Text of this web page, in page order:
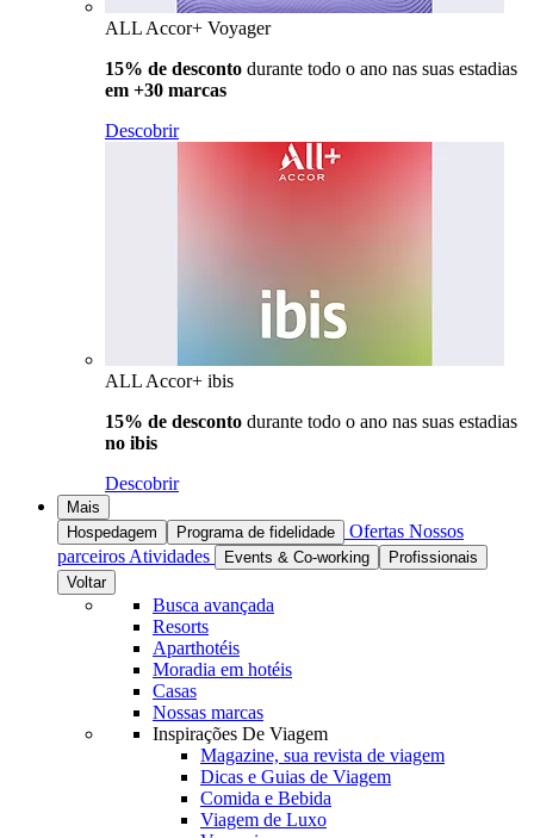
ALL Accor+ Voyager
15% de desconto durante todo o ano nas suas estadias
em +30 marcas
Descobrir
ALL Accor+ ibis
15% de desconto durante todo o ano nas suas estadias
no ibis
Descobrir
Mais
Hospedagem
Programa de fidelidade Ofertas Nossos
parceiros Atividades Events & Co-working
Profissionais
Voltar
Busca avançada
Resorts
Aparthotéis
Moradia em hotéis
Casas
Nossas marcas
Inspirações De Viagem
Magazine, sua revista de viagem
Dicas e Guias de Viagem
Comida e Bebida
Viagem de Luxo